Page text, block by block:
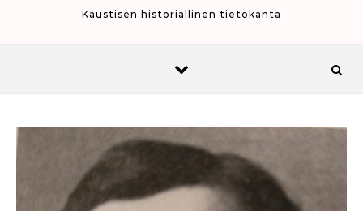
Kaustisen historiallinen tietokanta